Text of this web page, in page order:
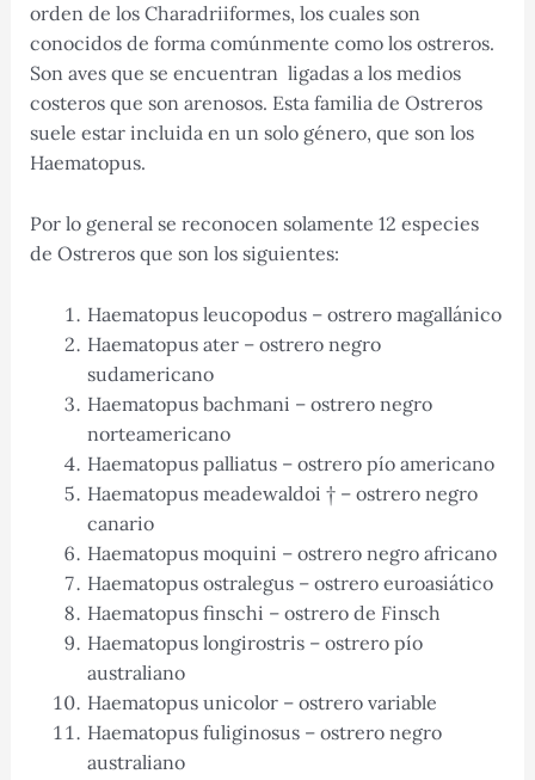
orden de los Charadriiformes, los cuales son
conocidos de forma comúnmente como los ostreros.
Son aves que se encuentran ligadas a los medios
costeros que son arenosos. Esta familia de Ostreros
suele estar incluida en un solo género, que son los
Haematopus.
Por lo general se reconocen solamente 12 especies
de Ostreros que son los siguientes:​
Haematopus leucopodus – ostrero magallánico
Haematopus ater – ostrero negro
sudamericano
Haematopus bachmani – ostrero negro
norteamericano
Haematopus palliatus – ostrero pío americano
Haematopus meadewaldoi † – ostrero negro
canario
Haematopus moquini – ostrero negro africano
Haematopus ostralegus – ostrero euroasiático
Haematopus finschi – ostrero de Finsch
Haematopus longirostris – ostrero pío
australiano
Haematopus unicolor – ostrero variable
Haematopus fuliginosus – ostrero negro
australiano